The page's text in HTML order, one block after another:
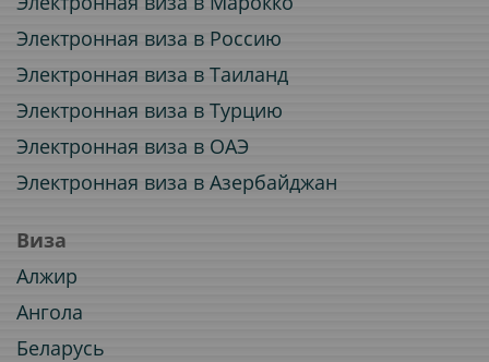
Электронная виза в Россию
Электронная виза в Таиланд
Электронная виза в Турцию
Электронная виза в ОАЭ
Электронная виза в Азербайджан
Виза
Алжир
Ангола
Беларусь